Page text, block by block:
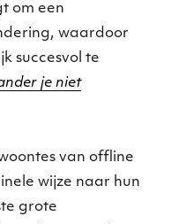
om een
waardoor
succesvol te
je niet
van offline
wijze naar hun
grote